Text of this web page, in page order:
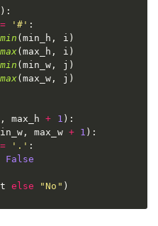
) :
'#' :
min ( min_h , i )
max( max_h , i )
min ( min_w , j )
max( max_w , j )
, max_h + 1 ) :
, max_w + 1 ) :
'.' :
False
else "No" )